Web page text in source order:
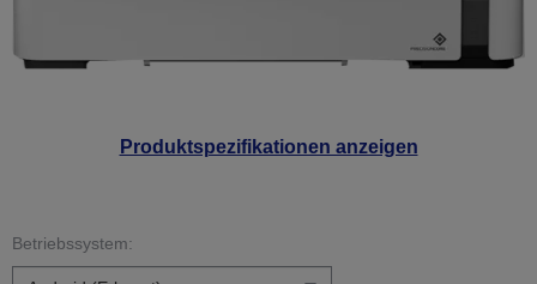
Produktspezifikationen anzeigen
Betriebssystem: